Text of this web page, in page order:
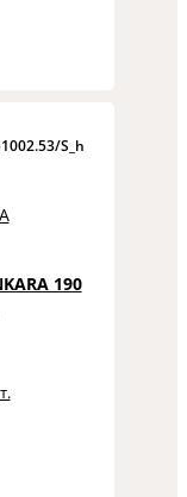
S_h
190